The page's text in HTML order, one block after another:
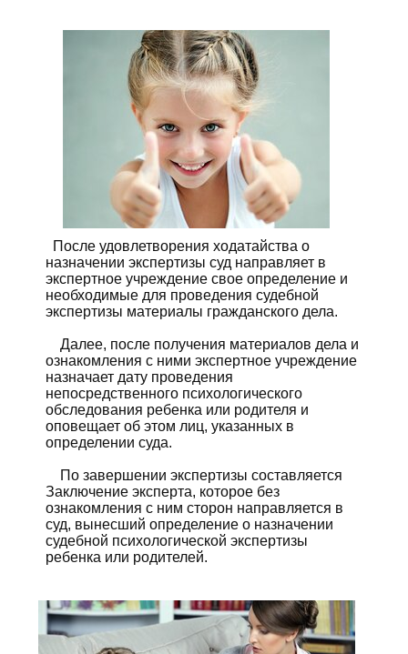
После удовлетворения ходатайства о
назначении экспертизы суд направляет в
экспертное учреждение свое определение и
необходимые для проведения судебной
экспертизы материалы гражданского дела.
Далее, после получения материалов дела и
ознакомления с ними экспертное учреждение
назначает дату проведения
непосредственного психологического
обследования ребенка или родителя и
оповещает об этом лиц, указанных в
определении суда.
По завершении экспертизы составляется
Заключение эксперта, которое без
ознакомления с ним сторон направляется в
суд, вынесший определение о назначении
судебной психологической экспертизы
ребенка или родителей.